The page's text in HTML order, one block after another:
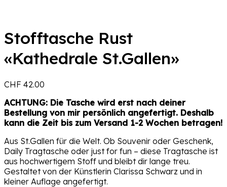
Stofftasche Rust
«Kathedrale St.Gallen»
CHF 42.00
ACHTUNG: Die Tasche wird erst nach deiner
Bestellung von mir persönlich angefertigt. Deshalb
kann die Zeit bis zum Versand 1-2 Wochen betragen!
Aus St.Gallen für die Welt. Ob Souvenir oder Geschenk,
Daily Tragtasche oder just for fun – diese Tragtasche ist
aus hochwertigem Stoff und bleibt dir lange treu.
Gestaltet von der Künstlerin Clarissa Schwarz und in
kleiner Auflage angefertigt.